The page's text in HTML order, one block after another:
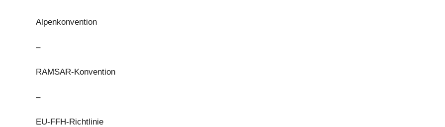
Alpenkonvention
–
RAMSAR-Konvention
–
EU-FFH-Richtlinie